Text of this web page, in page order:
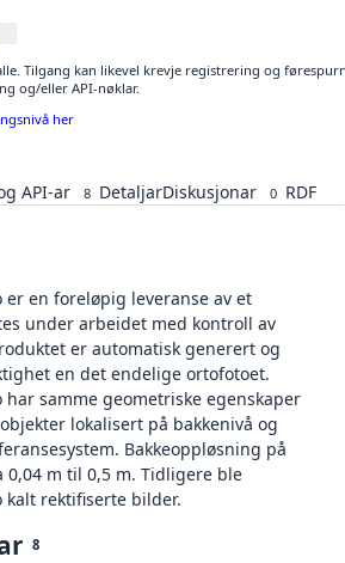
Tilgang kan likevel krevje registrering og
og/eller API-nøklar.
her
API-ar 8 DetaljarDiskusjonar 0 RDF
en foreløpig leveranse av et
under arbeidet med kontroll av
er automatisk generert og
en det endelige ortofotoet.
samme geometriske egenskaper
lokalisert på bakkenivå og
Bakkeoppløsning på
m til 0,5 m. Tidligere ble
rektifiserte bilder.
8